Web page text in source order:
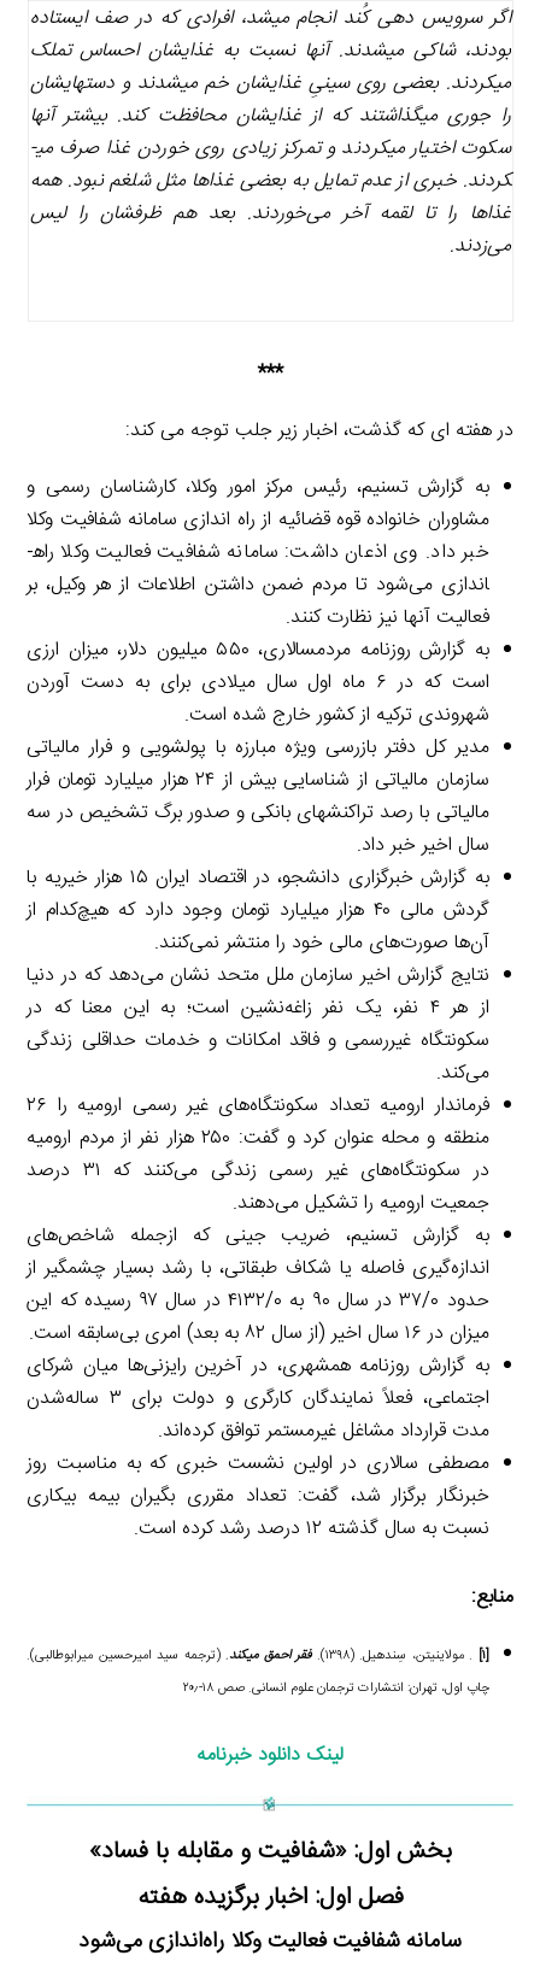
اگر سرویس دهی کُند انجام می­شد، افرادی که در صف ایستاده
بودند، شاکی می­شدند. آن­ها نسبت به غذایشان احساس تملک
می­کردند. بعضی روی سینیِ غذایشان خم می­شدند و دست­هایشان
را جوری می­گذاشتند که از غذایشان محافظت کند. بیشتر آن­ها
سکوت اختیار می­کردند و تمرکز زیادی روی خوردن غذا صرف می­
کردند. خبری از عدم تمایل به بعضی غذاها مثل شلغم نبود. همه
غذاها را تا لقمه آخر می‌خوردند. بعد هم ظرفشان را لیس
می‌زدند.
***
در هفته­ ای که گذشت، اخبار زیر جلب توجه می­ کند:
به گزارش تسنیم، رئیس مرکز امور وکلا، کارشناسان رسمی و
مشاوران خانواده قوه ‌قضائیه از راه­ اندازی سامانه شفافیت وکلا
خبر داد. وی اذعان داشت: سامانه شفافیت فعالیت وکلا راه­
اندازی می‌شود تا مردم ضمن داشتن اطلاعات از هر وکیل، بر
فعالیت آن­ها نیز نظارت کنند.
به گزارش روزنامه مردم­سالاری، ۵۵۰ میلیون دلار، میزان ارزی
است که در ۶ ماه اول سال میلادی برای به دست آوردن
شهروندی ترکیه از کشور خارج شده ‌است.
مدیر کل دفتر بازرسی ویژه مبارزه با پول­شویی و فرار مالیاتی
سازمان مالیاتی از شناسایی بیش از ۲۴ هزار میلیارد تومان فرار
مالیاتی با رصد تراکنش­های بانکی و صدور برگ تشخیص در سه
سال اخیر خبر داد.
به گزارش خبرگزاری دانشجو، در اقتصاد ایران ۱۵ هزار خیریه با
گردش مالی ۴۰ هزار میلیارد تومان وجود دارد که هیچ‌کدام از
آن‌ها صورت‌های مالی خود را منتشر نمی‌کنند.
نتایج گزارش اخیر سازمان ملل متحد نشان می‌دهد که در دنیا
از هر ۴ نفر، یک نفر زاغه‌نشین است؛ به این معنا که در
سکونتگاه غیررسمی و فاقد امکانات و خدمات حداقلی زندگی
می‌کند.
فرماندار ارومیه تعداد سکونتگاه‌های غیر رسمی ارومیه را ۲۶
منطقه و محله عنوان کرد و گفت: ۲۵۰ هزار نفر از مردم ارومیه
در سکونتگاه‌های غیر رسمی زندگی می‌کنند که ۳۱ درصد
جمعیت ارومیه را تشکیل می‌دهند.
به گزارش تسنیم، ضریب جینی که ازجمله شاخص‌های
اندازه‌گیری فاصله یا شکاف طبقاتی، با رشد بسیار چشمگیر از
حدود ۳۷/۰ در سال ۹۰ به ۴۱۳۲/۰ در سال ۹۷ رسیده که این
میزان در ۱۶ سال اخیر (از سال ۸۲ به بعد) امری بی‌سابقه است.
به گزارش روزنامه همشهری، در آخرین رایزنی‌ها میان شرکای
اجتماعی، فعلاً نمایندگان کارگری و دولت برای ۳ ساله‌شدن
مدت قرارداد مشاغل غیرمستمر توافق کرده‌اند.
مصطفی سالاری در اولین نشست خبری که به مناسبت روز
خبرنگار برگزار شد، گفت: تعداد مقرری بگیران بیمه بیکاری
نسبت به سال گذشته ۱۲ درصد رشد کرده است.
منابع:
[۱] . مولاینیتن، سِندهیل. (۱۳۹۸). فقر احمق می­کند.(ترجمه سید امیرحسین میرابوطالبی).
چاپ اول، تهران: انتشارات ترجمان علوم انسانی. صص ۱۸-۲۰٫
لینک دانلود خبرنامه
بخش اول: «شفافیت و مقابله با فساد»
فصل اول: اخبار برگزیده هفته
سامانه شفافیت فعالیت وکلا راه‌اندازی می‌شود